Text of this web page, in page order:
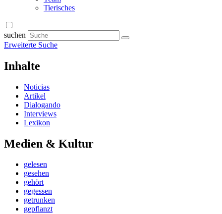
Tierisches
suchen
Erweiterte Suche
Inhalte
Noticias
Artikel
Dialogando
Interviews
Lexikon
Medien & Kultur
gelesen
gesehen
gehört
gegessen
getrunken
gepflanzt